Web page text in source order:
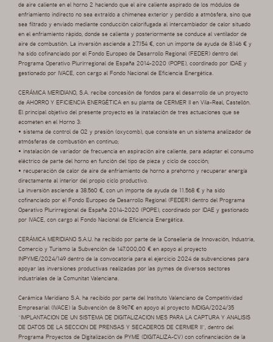
de aire caliente en el horno 2 haciendo que el aire caliente aspirado de los módulos de
enfriamiento indirecto no sea extraído a chimenea exterior y perdido a atmósfera, sino que
sea filtrado y enviado mediante conducción calorifugada al intercambiador de calor situado
en el enfriamiento rápido, donde se calienta y posteriormente se conduce al ventilador de
aire de combustión. La inversión asciende a 27.154 €, con un importe de ayuda de 8.146 € y
ha sido cofinanciado por el Fondo Europeo de Desarrollo Regional (FEDER) dentro del
Programa Operativo Plurirregional de España 2014-2020 (POPE), coordinado por IDAE y
gestionado por IVACE, con cargo al Fondo Nacional de Eficiencia Energética.
CERÁMICA MERIDIANO, S.A. recibe concesión de fondos para el desarrollo de un proyecto
de AHORRO Y EFICIENCIA ENERGÉTICA en su planta de CERMER II en Vila-Real, Castellón.
El principal objetivo del presente proyecto es la instalación de tres actuaciones que se
acometen en el Horno 3:
• sistema de control de O2 y presión (oxycomb), que consiste en un sistema analizador de
atmósferas de combustión en continuo;
• instalación de variador de frecuencia en aspiración aire caliente, para adaptar el consumo
eléctrico de parte del horno en función del tipo de pieza y ciclo de cocción;
• recuperación de calor de aire de enfriamiento de horno a prehorno y recuperar energía
directamente al interior del propio ciclo productivo.
La inversión asciende a 38.560 €, con un importe de ayuda de 11.568 € y ha sido
cofinanciado por el Fondo Europeo de Desarrollo Regional (FEDER) dentro del Programa
Operativo Plurirregional de España 2014-2020 (POPE), coordinado por IDAE y gestionado
por IVACE, con cargo al Fondo Nacional de Eficiencia Energética.
CERÁMICA MERIDIANO S.A.U. ha recibido por parte de la Conselleria de Innovación, Industria,
Comercio y Turismo la Subvención de 147.000,00 € en apoyo al proyecto
INPYME/2024/149 dentro de la convocatoria para el ejercicio 2024 de subvenciones para
apoyar las inversiones productivas realizadas por las pymes de diversos sectores
industriales de la Comunitat Valenciana.
Cerámica Meridiano S.A. ha recibido por parte del Instituto Valenciano de Competitividad
Empresarial (IVACE) la Subvención de 8.967€ en apoyo al proyecto IMDIGA/2024/35
“IMPLANTACION DE UN SISTEMA DE DIGITALIZACION MES PARA LA CAPTURA Y ANALISIS
DE DATOS DE LA SECCION DE PRENSAS Y SECADEROS DE CERMER II”, dentro del
Programa Proyectos de Digitalización de PYME (DIGITALIZA-CV) con cofinanciación de la